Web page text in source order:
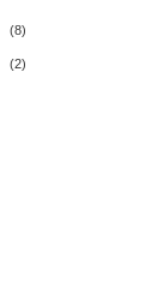
(8)
(2)